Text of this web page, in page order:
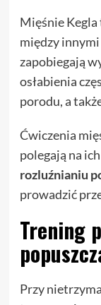
Mięśnie
między
zapobiegają
osłabienia
porodu, a
Ćwiczenia
polegają na ich
rozluźnianiu
prowadzić
Trening
Przy